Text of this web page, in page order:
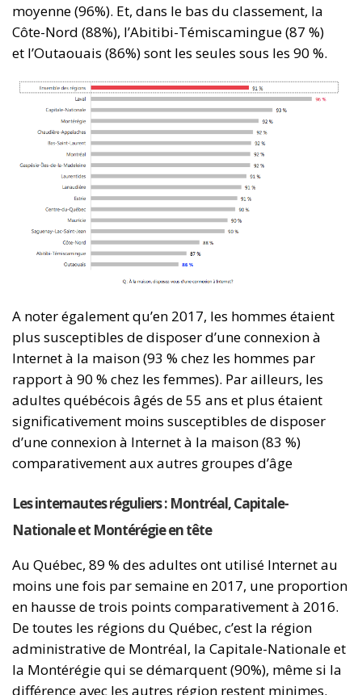
moyenne (96%). Et, dans le bas du classement, la
Côte-Nord (88%), l’Abitibi-Témiscamingue (87 %)
et l’Outaouais (86%) sont les seules sous les 90 %.
A noter également qu’en 2017, les hommes étaient
plus susceptibles de disposer d’une connexion à
Internet à la maison (93 % chez les hommes par
rapport à 90 % chez les femmes). Par ailleurs, les
adultes québécois âgés de 55 ans et plus étaient
significativement moins susceptibles de disposer
d’une connexion à Internet à la maison (83 %)
comparativement aux autres groupes d’âge
Les internautes réguliers : Montréal, Capitale-
Nationale et Montérégie en tête
Au Québec, 89 % des adultes ont utilisé Internet au
moins une fois par semaine en 2017, une proportion
en hausse de trois points comparativement à 2016.
De toutes les régions du Québec, c’est la région
administrative de Montréal, la Capitale-Nationale et
la Montérégie qui se démarquent (90%), même si la
différence avec les autres région restent minimes.